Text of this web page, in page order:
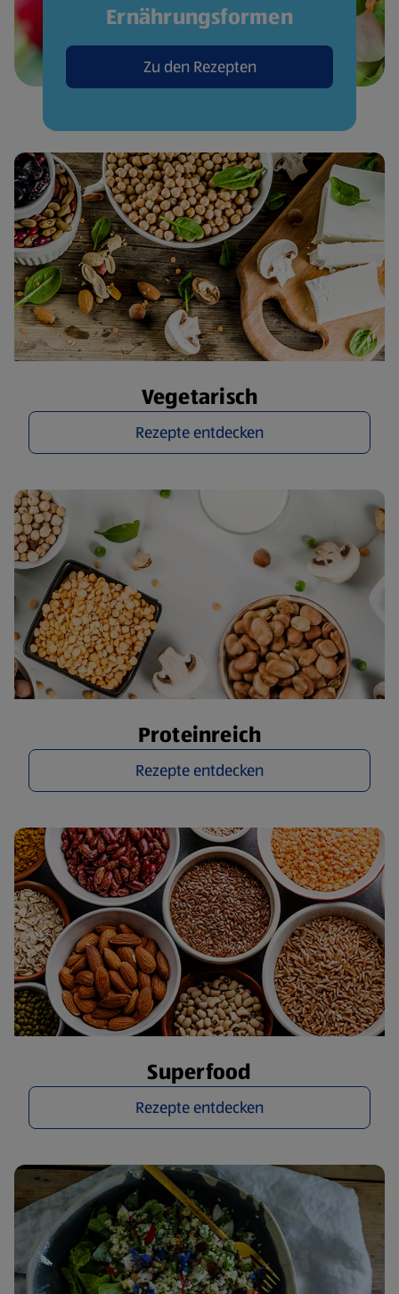
Ernährungsformen
Zu den Rezepten
Vegetarisch
Rezepte entdecken
Proteinreich
Rezepte entdecken
Superfood
Rezepte entdecken